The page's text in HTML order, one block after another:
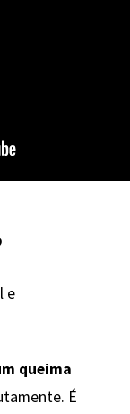
e
queima
É